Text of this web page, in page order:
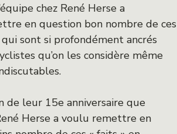
chez René Herse a
en question bon nombre de ces
sont si profondément ancrés
qu’on les considère même
de leur 15e anniversaire que
Herse a voulu remettre en